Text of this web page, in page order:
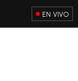
EN VIVO